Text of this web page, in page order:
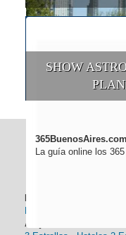
SHOW
365BuenosAires.com
La guía online los
Alojamiento: